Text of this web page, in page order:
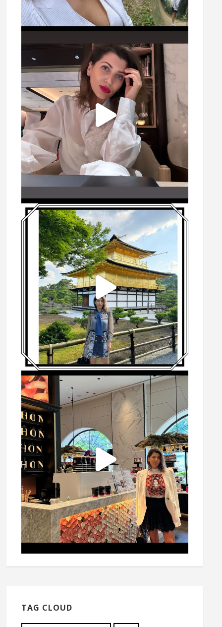
TAG CLOUD